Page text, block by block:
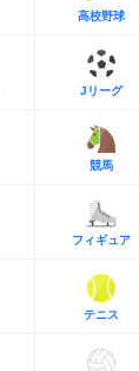
高校野球
Jリーグ
競馬
フィギュア
テニス